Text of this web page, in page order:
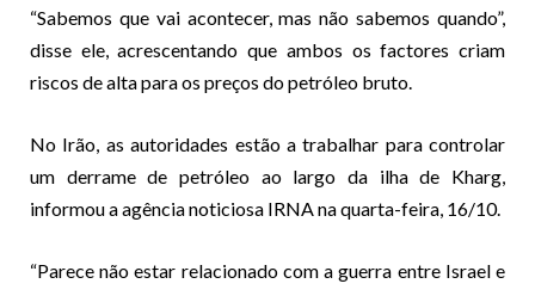
“Sabemos que vai acontecer, mas não sabemos quando”,
disse ele, acrescentando que ambos os factores criam
riscos de alta para os preços do petróleo bruto.
No Irão, as autoridades estão a trabalhar para controlar
um derrame de petróleo ao largo da ilha de Kharg,
informou a agência noticiosa IRNA na quarta-feira, 16/10.
“Parece não estar relacionado com a guerra entre Israel e